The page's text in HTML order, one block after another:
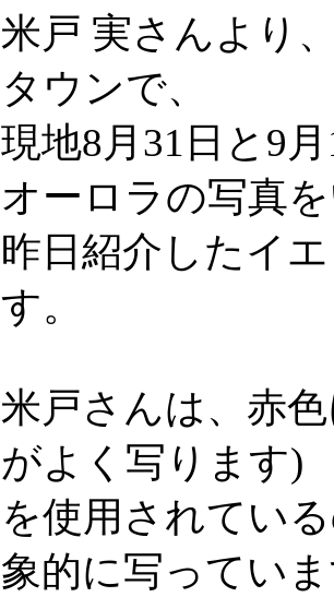
米戸 実さんより
タウンで、
現地8月31日と9
オーロラの写真
昨日紹介したイ
す。
米戸さんは、赤
がよく写ります)
を使用されてい
象的に写ってい